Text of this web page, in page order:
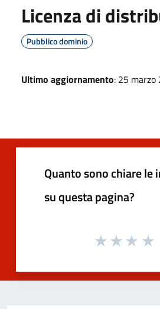
Licenza di
Pubblico dominio
Ultimo aggiornamento: 25
Quanto sono chiare le
su questa pagina?